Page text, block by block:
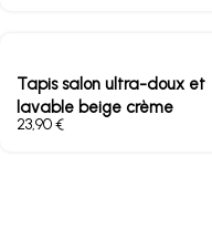
Tapis salon ultra-doux et
lavable beige crème
€